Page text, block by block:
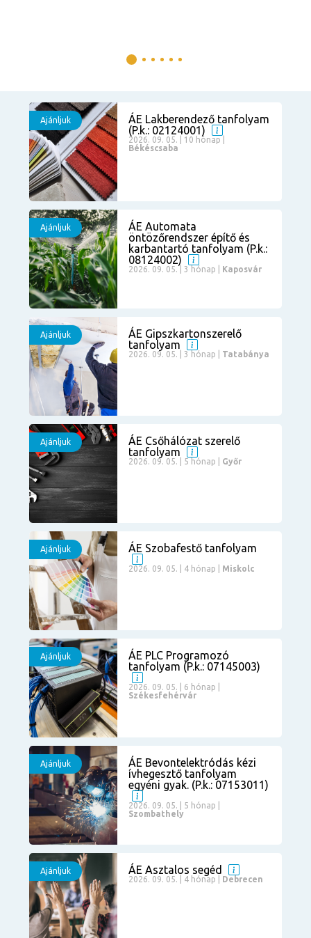
ÁE Lakberendező tanfolyam
(P.k.: 02124001)
2026. 09. 05. | 10 hónap |
Békéscsaba
Ajánljuk
ÁE Automata
öntözőrendszer építő és
karbantartó tanfolyam (P.k.:
08124002)
2026. 09. 05. | 3 hónap | Kaposvár
Ajánljuk
ÁE Gipszkartonszerelő
tanfolyam
2026. 09. 05. | 3 hónap | Tatabánya
Ajánljuk
ÁE Csőhálózat szerelő
tanfolyam
2026. 09. 05. | 5 hónap | Győr
Ajánljuk
ÁE Szobafestő tanfolyam
2026. 09. 05. | 4 hónap | Miskolc
Ajánljuk
ÁE PLC Programozó
tanfolyam (P.k.: 07145003)
2026. 09. 05. | 6 hónap |
Székesfehérvár
Ajánljuk
ÁE Bevontelektródás kézi
ívhegesztő tanfolyam
egyéni gyak. (P.k.: 07153011)
2026. 09. 05. | 5 hónap |
Szombathely
Ajánljuk
ÁE Asztalos segéd
2026. 09. 05. | 4 hónap | Debrecen
Ajánljuk